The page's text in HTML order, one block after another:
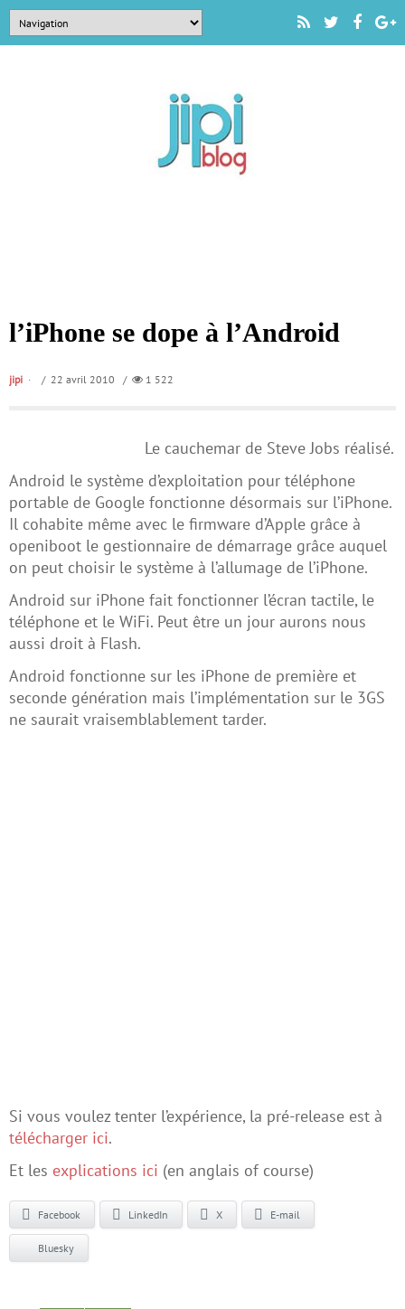
l’iPhone se dope à l’Android
jipi / 22 avril 2010 / 1 522
Le cauchemar de Steve Jobs réalisé.
Android le système d’exploitation pour téléphone
portable de Google fonctionne désormais sur l’iPhone.
Il cohabite même avec le firmware d’Apple grâce à
openiboot le gestionnaire de démarrage grâce auquel
on peut choisir le système à l’allumage de l’iPhone.
Android sur iPhone fait fonctionner l’écran tactile, le
téléphone et le WiFi. Peut être un jour aurons nous
aussi droit à Flash.
Android fonctionne sur les iPhone de première et
seconde génération mais l’implémentation sur le 3GS
ne saurait vraisemblablement tarder.
Si vous voulez tenter l’expérience, la pré-release est à
télécharger ici.
Et les explications ici (en anglais of course)
Facebook LinkedIn X E-mail
Bluesky